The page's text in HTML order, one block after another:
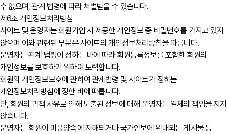
수 없으며, 관계 법령에 따라 처벌받을 수 있습니다.
제6조 개인정보처리방침
사이트 및 운영자는 회원가입 시 제공한 개인정보 중 비밀번호를 가지고 있지
않으며 이와 관련된 부분은 사이트의 개인정보처리방침을 따릅니다.
운영자는 관계 법령이 정하는 바에 따라 회원등록정보를 포함한 회원의
개인정보를 보호하기 위하여 노력합니다.
회원의 개인정보보호에 관하여 관계법령 및 사이트가 정하는
개인정보처리방침에 정한 바에 따릅니다.
단, 회원의 귀책 사유로 인해 노출된 정보에 대해 운영자는 일체의 책임을 지지
않습니다.
운영자는 회원이 미풍양속에 저해되거나 국가안보에 위배되는 게시물 등